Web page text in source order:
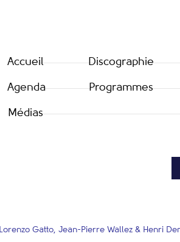
Accueil
Agenda
Médias
Discographie
Programmes
Gatto, Jean-Pierre Wallez & Henri